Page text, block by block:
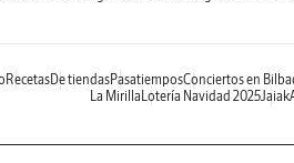
RecetasDe tiendasPasatiemposConciertos en
La Mirilla Lotería Navidad 2025Jaiak